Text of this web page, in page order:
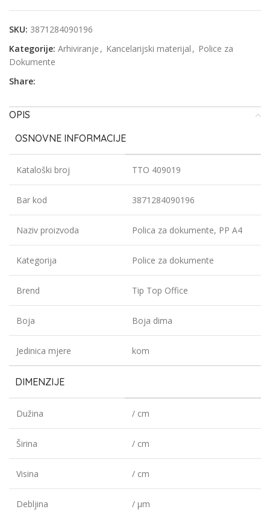
SKU: 3871284090196
Kategorije: Arhiviranje , Kancelarijski materijal , Police za
Dokumente
Share:
OPIS
OSNOVNE INFORMACIJE
Kataloški broj TTO 409019
Bar kod 3871284090196
Naziv proizvoda Polica za dokumente, PP A4
Kategorija Police za dokumente
Brend Tip Top Office
Boja Boja dima
Jedinica mjere kom
DIMENZIJE
Dužina / cm
Širina / cm
Visina / cm
Debljina / µm